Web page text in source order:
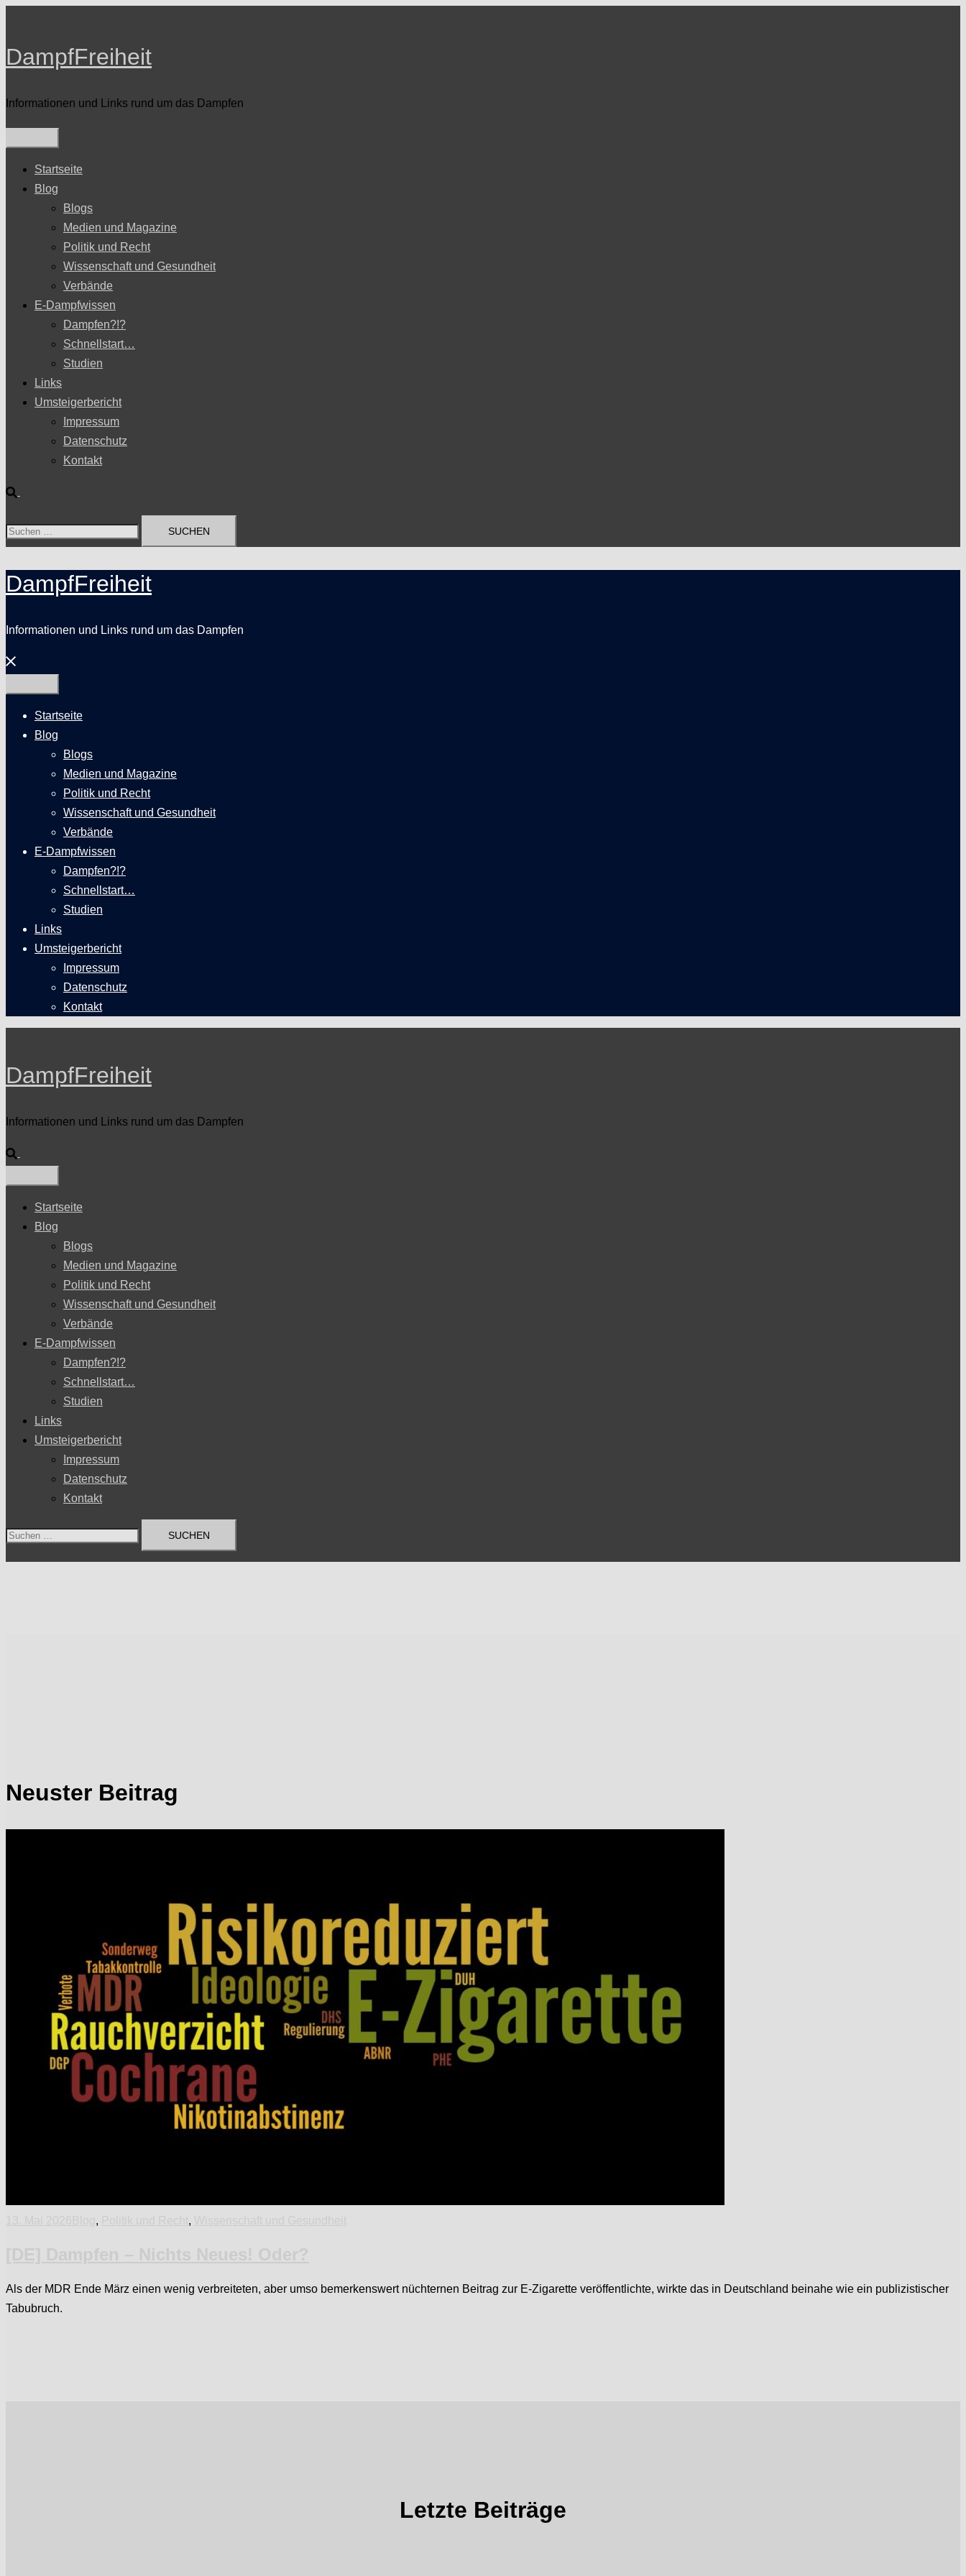
springen
DampfFreiheit
Informationen und Links rund um das Dampfen
Startseite
Blog
Blogs
Medien und Magazine
Politik und Recht
Wissenschaft und Gesundheit
Verbände
E-Dampfwissen
Dampfen?!?
Schnellstart…
Studien
Links
Umsteigerbericht
Impressum
Datenschutz
Kontakt
Suche
Suchen
DampfFreiheit
Informationen und Links rund um das Dampfen
Menü
schließen
Startseite
Blog
Blogs
Medien und Magazine
Politik und Recht
Wissenschaft und Gesundheit
Verbände
E-Dampfwissen
Dampfen?!?
Schnellstart…
Studien
Links
Umsteigerbericht
Impressum
Datenschutz
Kontakt
DampfFreiheit
Informationen und Links rund um das Dampfen
Suche
Startseite
Blog
Blogs
Medien und Magazine
Politik und Recht
Wissenschaft und Gesundheit
Verbände
E-Dampfwissen
Dampfen?!?
Schnellstart…
Studien
Links
Umsteigerbericht
Impressum
Datenschutz
Kontakt
Suchen
Neuster Beitrag
, ,
Als der MDR Ende März einen wenig verbreiteten, aber umso bemerkenswert nüchternen Beitrag zur E‑Zigarette veröffentlichte, wirkte das in Deutschland beinahe wie ein publizistischer
Tabubruch.
Letzte Beiträge